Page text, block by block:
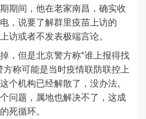
期间，他在老家南昌，确实收
，说要了解群里疫苗上访的
访或者不发表极端言论。
，但是北京警方称“谁上报得找
方称可能是当时疫情联防联控上
个机构已经解散了，没办法。
问题，属地也解决不了，这成
死循环。